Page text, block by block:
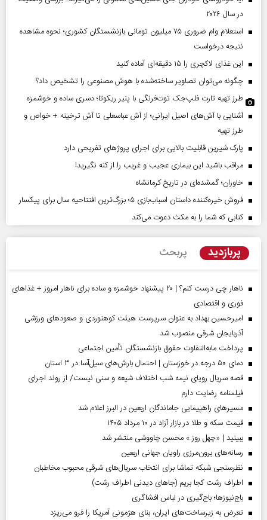
در سال ۲۰۲۶
استعلام وام ضروری ۷۵ میلیون تومانی بازنشستگان کشوری؛ نحوه مشاهده
نتیجه درخواست
این غذای لاکچری را ۱۵ دقیقه‌ای آماده کنید
چگونه می‌توان تصاویر ساخته‌شده با هوش مصنوعی را تشخیص داد؟
طرز تهیه تارت فلپ‌جک توت‌فرنگی با پنیر ریکوتا؛ دسری ساده و خوشمزه
آشنایی با آش‌های اصیل ایرانی؛ از آش عباسعلی تا آش ترخینه + خواص و
طرز تهیه
پارک شیرین قابلیت‌ بالایی برای اجرای پروژهای تفریحی دارد
مراقب باشید این بیماری عجیب و غریب را از کنه نگیرید!
خاوران؛ گمشده‌ای در تاریخ کرمانشاه
فروش خیره‌کننده داستان اسباب‌بازی ۵؛ بزرگ‌ترین افتتاحیه سال برای پیکسار
کتابی که شما را به مکث دعوت می‌کند
پربازدید پربحث
ناهار چی درست کنم؟ | ۲۰ پیشنهاد خوشمزه و ساده برای ناهار امروز + غذاهای
فوری و اقتصادی
امیرحسین بهداد به عنوان سرپرست هیئت کوهنوردی و صعودهای ورزشی
آذربایجان شرقی منصوب شد
پرداخت مابه‌التفاوت حقوق بازنشستگان تأمین اجتماعی
دمای ۵۰ درجه در خوزستان | احتمال بارش‌های سیل‌آسا در ۳ استان
قصه سریال رویای نیمه شب اختلاف شیعه و سنی نیست/ از روند اجرای
فیلمنامه رضایت دارم
مسیر‌های راهپیمایی جاماندگان اربعین در البرز اعلام شد
قیمت سکه و طلا در بازار آزاد در ۱۰ مرداد ۱۴۰۵
ببینید | «چهل روز » محسن چاووشی منتشر شد
رسانه‌های برون‌مرزی راویان جهانی اربعین
نظرسنجی شبکه تماشا برای انتخاب سریال‌های شرقی محبوب مخاطبان
اطراف رشت کجا بریم (جاهای دیدنی اطراف رشت)
باج‌نیوزها؛ باج‌گیری در لباس افشاگری
تعرض به زیرساخت‌های ایران، بنای هژمونی آمریکا را فرو می‌ریزد